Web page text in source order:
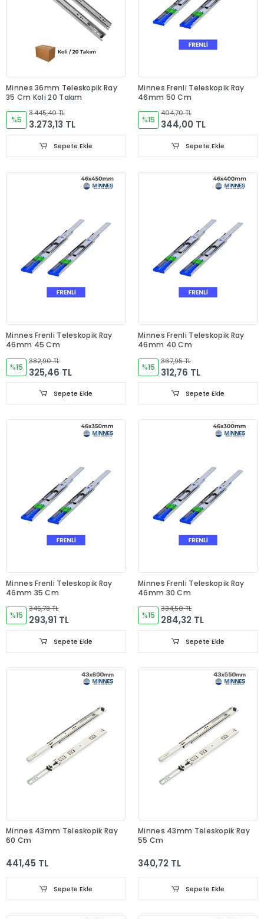
Minnes 36mm Teleskopik Ray
35 Cm Koli 20 Takım
%5
3.445,40 TL
3.273,13 TL
Sepete Ekle
Minnes Frenli Teleskopik Ray
46mm 50 Cm
%15
404,70 TL
344,00 TL
Sepete Ekle
Minnes Frenli Teleskopik Ray
46mm 45 Cm
%15
382,90 TL
325,46 TL
Sepete Ekle
Minnes Frenli Teleskopik Ray
46mm 40 Cm
%15
367,95 TL
312,76 TL
Sepete Ekle
Minnes Frenli Teleskopik Ray
46mm 35 Cm
%15
345,78 TL
293,91 TL
Sepete Ekle
Minnes Frenli Teleskopik Ray
46mm 30 Cm
%15
334,50 TL
284,32 TL
Sepete Ekle
Minnes 43mm Teleskopik Ray
60 Cm
441,45 TL
Sepete Ekle
Minnes 43mm Teleskopik Ray
55 Cm
340,72 TL
Sepete Ekle